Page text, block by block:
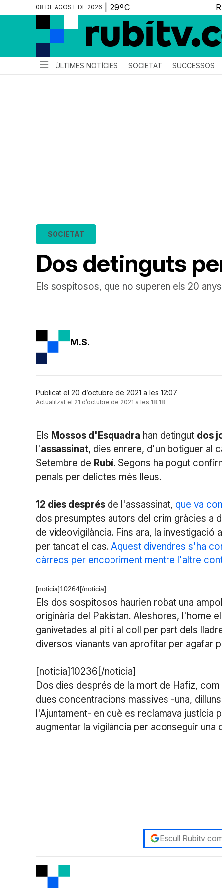
08 DE AGOST DE 2026
ÚLTIMES NOTÍCIES SOCIETAT SUCCESSOS
Dos detinguts
SOCIETAT
Els sospitosos, que no superen els 20
M.S.
Publicat el 20 d’octubre de 2021 a les 12:07
Actualitzat el 21 d’octubre de 2021 a les 18:18
Els Mossos d'Esquadra han detingut dos
l'assassinat, dies enrere, d'un botiguer al
Setembre de Rubí. Segons ha pogut
penals per delictes més lleus.
12 dies després de l'assassinat, que va
dos presumptes autors del crim gràcies a
de videovigilància. Fins ara, la
per tancat el cas. Aquest divendres s'ha
càrrecs per encobriment mentre l'altre
[noticia]10264[/noticia]
Els dos sospitosos haurien robat una
originària del Pakistan. Aleshores, l'home
ganivetades al pit i al coll per part dels
diversos vianants van aprofitar per agafar
[noticia]10236[/noticia]
Dos dies després de la mort de Hafiz,
dues concentracions massives -una,
l'Ajuntament- en què es reclamava justícia
augmentar la vigilància per aconseguir una
Escull Rubitv